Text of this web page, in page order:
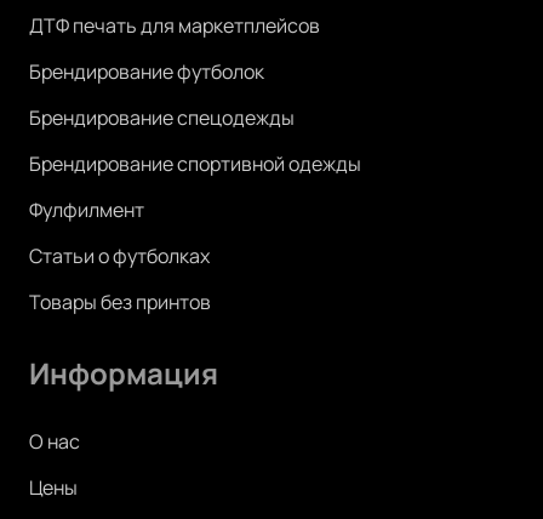
ДТФ печать для маркетплейсов
Брендирование футболок
Брендирование спецодежды
Брендирование спортивной одежды
Фулфилмент
Статьи о футболках
Товары без принтов
Информация
О нас
Цены